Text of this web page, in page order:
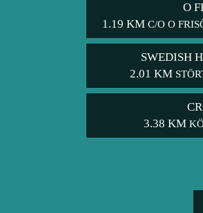
O
1.19 KM C/O O
SWEDISH
2.01 KM
3.38 KM